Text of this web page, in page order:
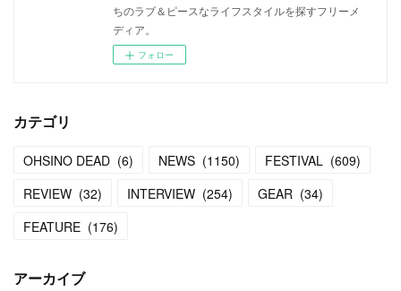
ちのラブ＆ピースなライフスタイルを探すフリーメ
ディア。
フォロー
カテゴリ
OHSINO DEAD (6) NEWS (1150) FESTIVAL (609)
REVIEW (32) INTERVIEW (254) GEAR (34)
FEATURE (176)
アーカイブ